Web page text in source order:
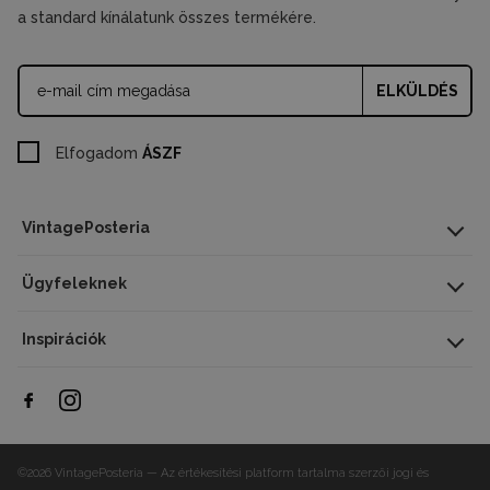
VintagePosteria
Ügyfeleknek
Inspirációk
a standard kínálatunk összes termékére.
ELKÜLDÉS
Elfogadom ÁSZF
©2026 VintagePosteria — Az értékesítési platform tartalma szerzői jogi és